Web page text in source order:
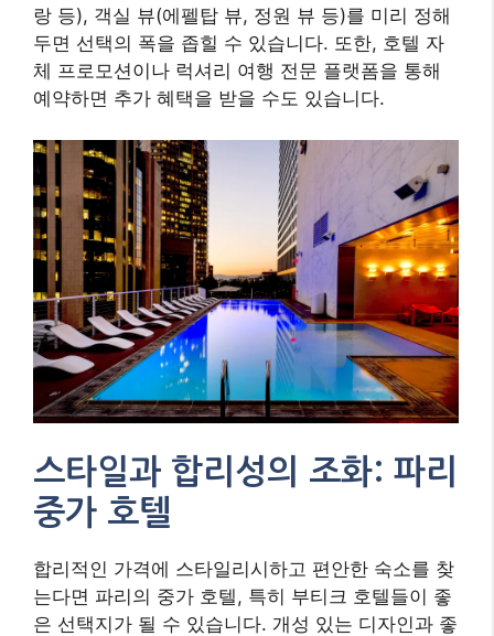
랑 등), 객실 뷰(에펠탑 뷰, 정원 뷰 등)를 미리 정해
두면 선택의 폭을 좁힐 수 있습니다. 또한, 호텔 자
체 프로모션이나 럭셔리 여행 전문 플랫폼을 통해
예약하면 추가 혜택을 받을 수도 있습니다.
스타일과 합리성의 조화: 파리
중가 호텔
합리적인 가격에 스타일리시하고 편안한 숙소를 찾
는다면 파리의 중가 호텔, 특히 부티크 호텔들이 좋
은 선택지가 될 수 있습니다. 개성 있는 디자인과 좋